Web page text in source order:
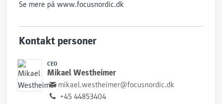
Se mere på www.focusnordic.dk
Kontakt personer
CEO
Mikael Westheimer
mikael.westheimer@focusnordic.dk
+45 44853404